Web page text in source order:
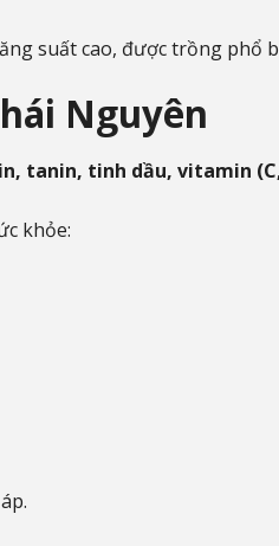
suất cao, được trồng phổ
Nguyên
tanin, tinh dầu, vitamin
khỏe: